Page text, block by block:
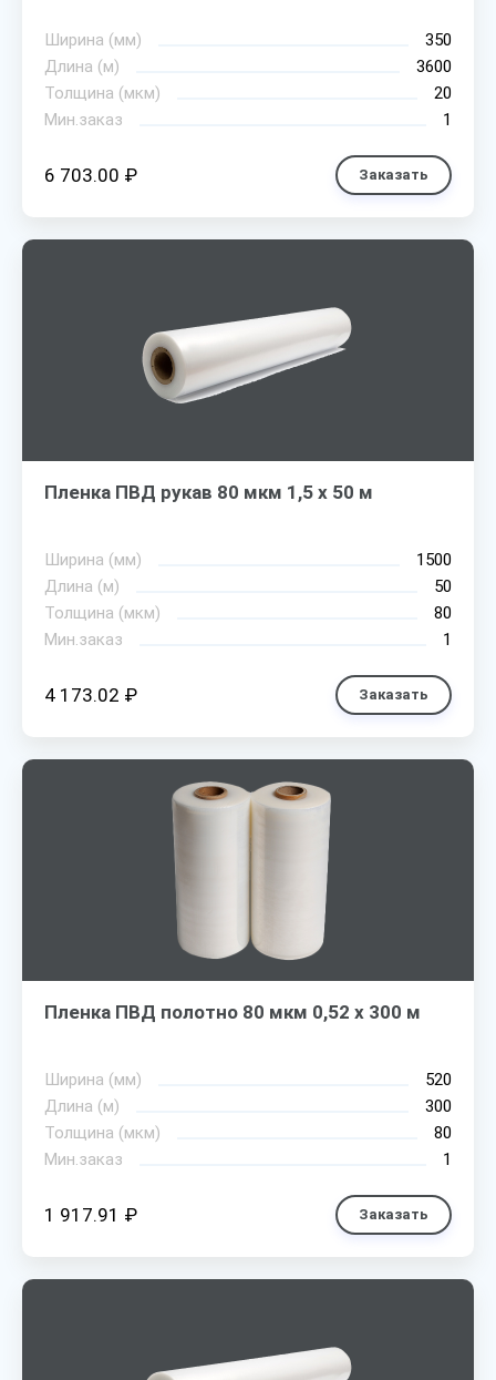
Ширина (мм)
350
Длина (м)
3600
Толщина (мкм)
20
Мин.заказ
1
6 703.00 ₽ Заказать
Пленка ПВД рукав 80 мкм 1,5 х 50 м
Ширина (мм)
1500
Длина (м)
50
Толщина (мкм)
80
Мин.заказ
1
4 173.02 ₽ Заказать
Пленка ПВД полотно 80 мкм 0,52 х 300 м
Ширина (мм)
520
Длина (м)
300
Толщина (мкм)
80
Мин.заказ
1
1 917.91 ₽ Заказать